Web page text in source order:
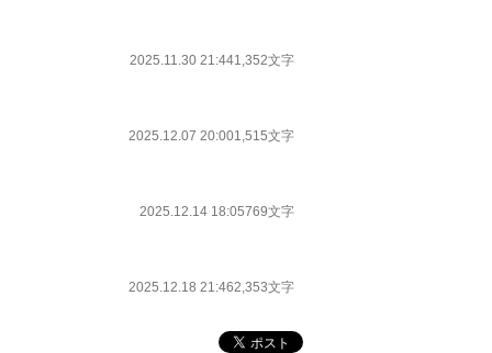
2025.11.30 21:441,352文字
2025.12.07 20:001,515文字
2025.12.14 18:05769文字
2025.12.18 21:462,353文字